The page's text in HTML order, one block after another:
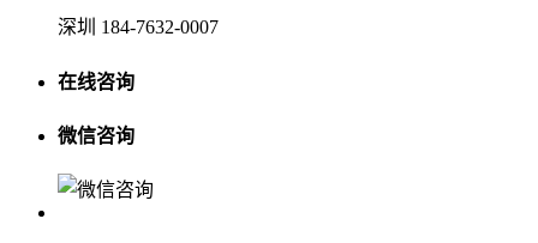
深圳 184-7632-0007
在线咨询
微信咨询